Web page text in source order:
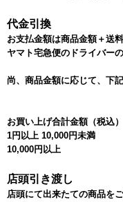
代金引換
お支払金額は商品金額＋送
ヤマト宅急便のドライバー
尚、商品金額に応じて、下
お買い上げ合計金額（税込）
1円以上 10,000円未満
10,000円以上
店頭引き渡し
店頭にて出来たての商品を